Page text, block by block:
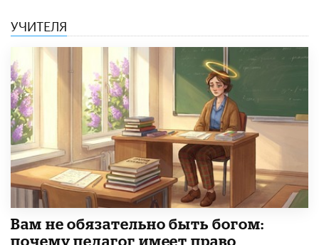
УЧИТЕЛЯ
​Вам не обязательно быть богом:
почему педагог имеет право